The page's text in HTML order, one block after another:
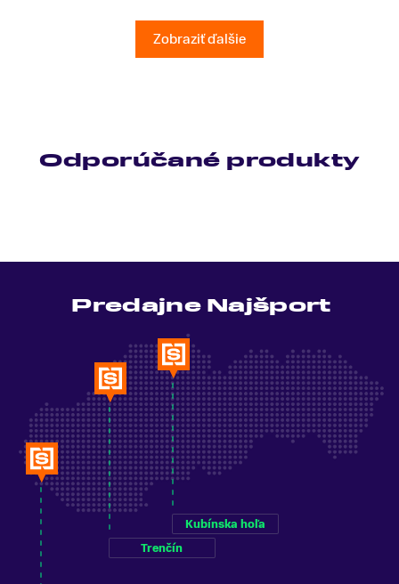
Ešte raz ďakujem.Zobraziť ďalšie
Odporúčané produkty
Predajne Najšport
Trenčín
Kubínska hoľa